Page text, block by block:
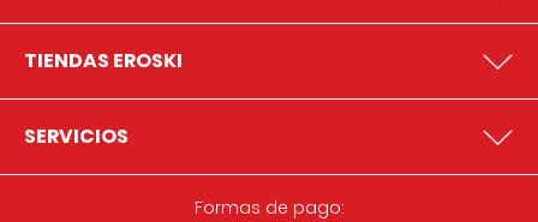
TIENDAS EROSKI
SERVICIOS
Formas de pago: